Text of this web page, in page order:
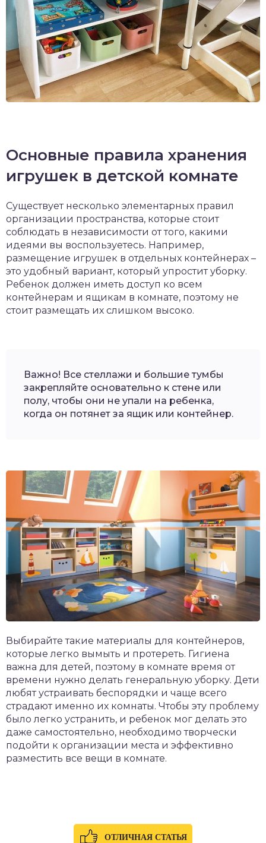
Основные правила хранения
игрушек в детской комнате
Существует несколько элементарных правил
организации пространства, которые стоит
соблюдать в независимости от того, какими
идеями вы воспользуетесь. Например,
размещение игрушек в отдельных контейнерах –
это удобный вариант, который упростит уборку.
Ребенок должен иметь доступ ко всем
контейнерам и ящикам в комнате, поэтому не
стоит размещать их слишком высоко.
Важно! Все стеллажи и большие тумбы
закрепляйте основательно к стене или
полу, чтобы они не упали на ребенка,
когда он потянет за ящик или контейнер.
Выбирайте такие материалы для контейнеров,
которые легко вымыть и протереть. Гигиена
важна для детей, поэтому в комнате время от
времени нужно делать генеральную уборку. Дети
любят устраивать беспорядки и чаще всего
страдают именно их комнаты. Чтобы эту проблему
было легко устранить, и ребенок мог делать это
даже самостоятельно, необходимо творчески
подойти к организации места и эффективно
разместить все вещи в комнате.
ОТЛИЧНАЯ СТАТЬЯ